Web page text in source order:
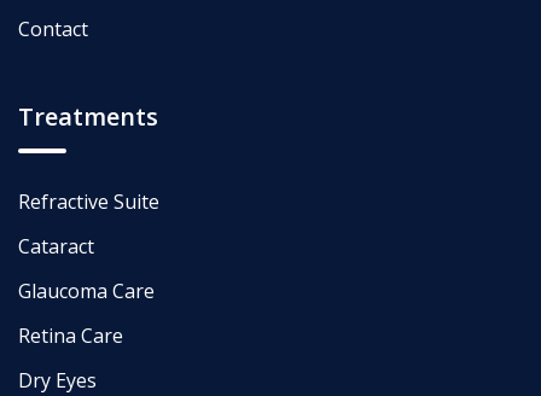
Contact
Treatments
Refractive Suite
Cataract
Glaucoma Care
Retina Care
Dry Eyes